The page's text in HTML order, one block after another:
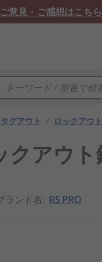
ご意見・ご感想はこちら
グアウト / ロックアウト
クアウ
ランド名: RS PRO